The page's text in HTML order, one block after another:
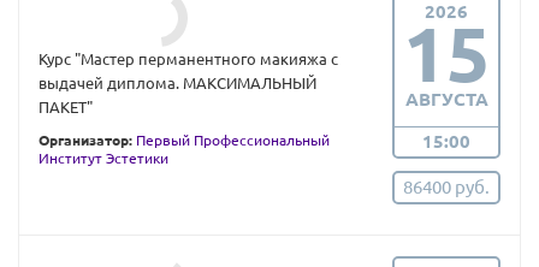
Курс "Мастер перманентного макияжа с
выдачей диплома. МАКСИМАЛЬНЫЙ
ПАКЕТ"
Организатор: Первый Профессиональный
Институт Эстетики
2026
15
АВГУСТА
15:00
86400 руб.